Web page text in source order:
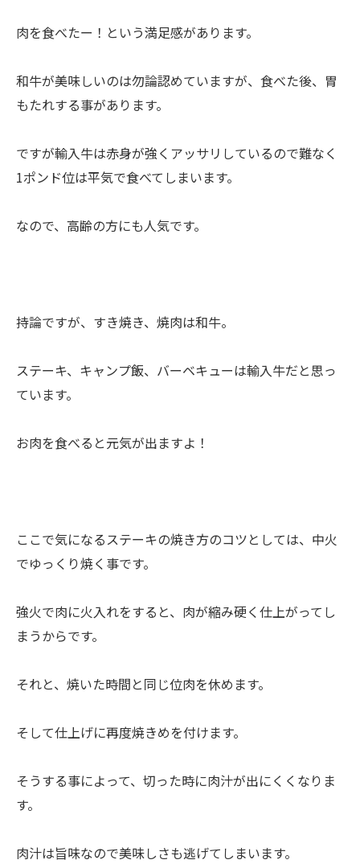
肉を食べたー！という満足感があります。
和牛が美味しいのは勿論認めていますが、食べた後、胃
もたれする事があります。
ですが輸入牛は赤身が強くアッサリしているので難なく
1ポンド位は平気で食べてしまいます。
なので、高齢の方にも人気です。
持論ですが、すき焼き、焼肉は和牛。
ステーキ、キャンプ飯、バーベキューは輸入牛だと思っ
ています。
お肉を食べると元気が出ますよ！
ここで気になるステーキの焼き方のコツとしては、中火
でゆっくり焼く事です。
強火で肉に火入れをすると、肉が縮み硬く仕上がってし
まうからです。
それと、焼いた時間と同じ位肉を休めます。
そして仕上げに再度焼きめを付けます。
そうする事によって、切った時に肉汁が出にくくなりま
す。
肉汁は旨味なので美味しさも逃げてしまいます。